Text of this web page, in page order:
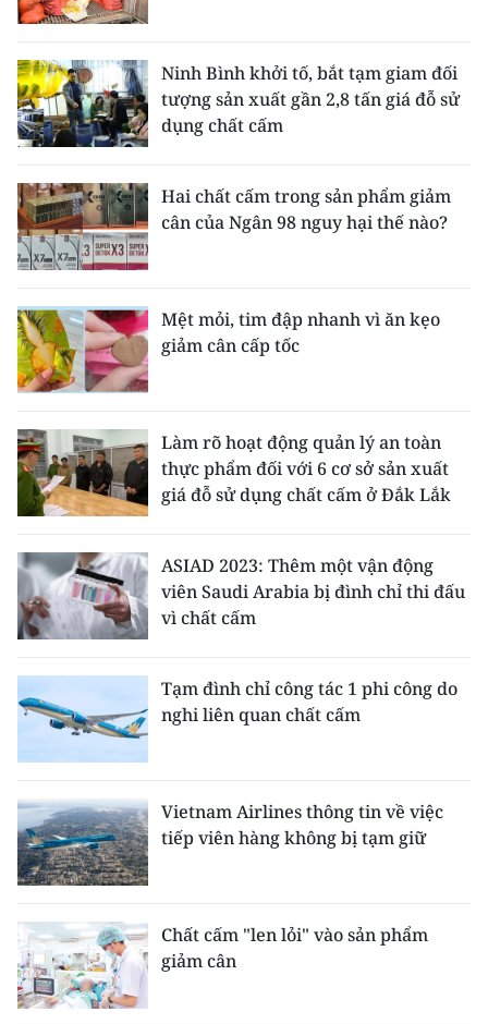
CHƯƠNG TRÌNH OCOP - MỖI XÃ
MỘT SẢN PHẨM
RADIO
MEDIA CENTER
E-Magazine
Video
Media Chính trị
Media Kinh tế
Media Xã hội
Media Pháp luật
Media Du lịch
Media Thế giới
Media Giáo dục
Media Y tế
Media Khoa học - Công nghệ
Media Môi trường
Infographic
Ninh Bình khởi tố, bắt tạm giam đối
tượng sản xuất gần 2,8 tấn giá đỗ sử
dụng chất cấm
Hai chất cấm trong sản phẩm giảm
cân của Ngân 98 nguy hại thế nào?
Mệt mỏi, tim đập nhanh vì ăn kẹo
giảm cân cấp tốc
Làm rõ hoạt động quản lý an toàn
thực phẩm đối với 6 cơ sở sản xuất
giá đỗ sử dụng chất cấm ở Đắk Lắk
ASIAD 2023: Thêm một vận động
viên Saudi Arabia bị đình chỉ thi đấu
vì chất cấm
Tạm đình chỉ công tác 1 phi công do
nghi liên quan chất cấm
Vietnam Airlines thông tin về việc
tiếp viên hàng không bị tạm giữ
Chất cấm "len lỏi" vào sản phẩm
giảm cân